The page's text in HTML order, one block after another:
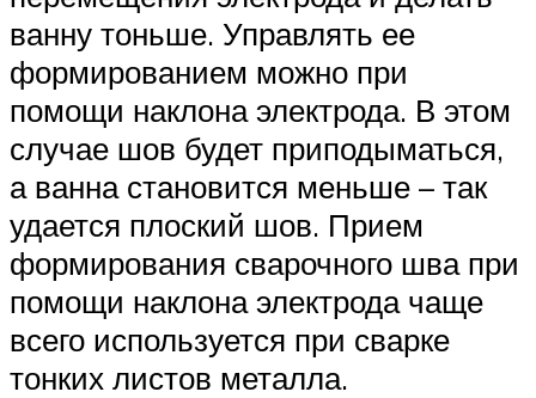
ванну тоньше. Управлять ее
формированием можно при
помощи наклона электрода. В этом
случае шов будет приподыматься,
а ванна становится меньше – так
удается плоский шов. Прием
формирования сварочного шва при
помощи наклона электрода чаще
всего используется при сварке
тонких листов металла.